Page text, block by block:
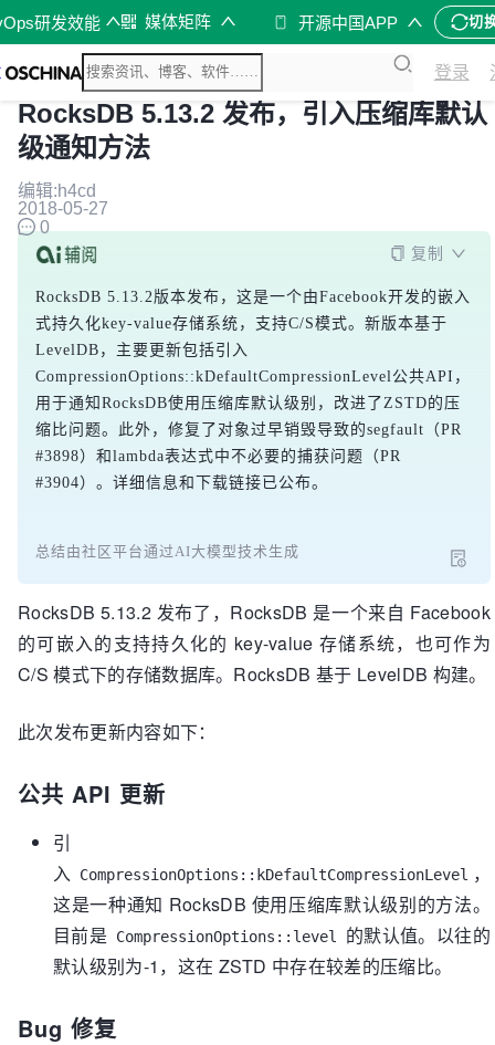
研发效能 媒体矩阵 开源中国APP 切
登录
RocksDB 5.13.2 发布，引入压缩库默认
级通知方法
编辑:h4cd
2018-05-27
0
复制
RocksDB 5.13.2版本发布，这是一个由Facebook开发的嵌入
式持久化key-value存储系统，支持C/S模式。新版本基于
LevelDB，主要更新包括引入
CompressionOptions::kDefaultCompressionLevel公共API，
用于通知RocksDB使用压缩库默认级别，改进了ZSTD的压
缩比问题。此外，修复了对象过早销毁导致的segfault（PR
#3898）和lambda表达式中不必要的捕获问题（PR
#3904）。详细信息和下载链接已公布。
总结由社区平台通过AI大模型技术生成
RocksDB 5.13.2 发布了，RocksDB 是一个来自 Facebook
的可嵌入的支持持久化的 key-value 存储系统，也可作为
C/S 模式下的存储数据库。RocksDB 基于 LevelDB 构建。
此次发布更新内容如下：
公共 API 更新
引
入 CompressionOptions::kDefaultCompressionLevel ，
这是一种通知 RocksDB 使用压缩库默认级别的方法。
目前是
CompressionOptions::level
的默认值。以往的
默认级别为-1，这在 ZSTD 中存在较差的压缩比。
Bug 修复